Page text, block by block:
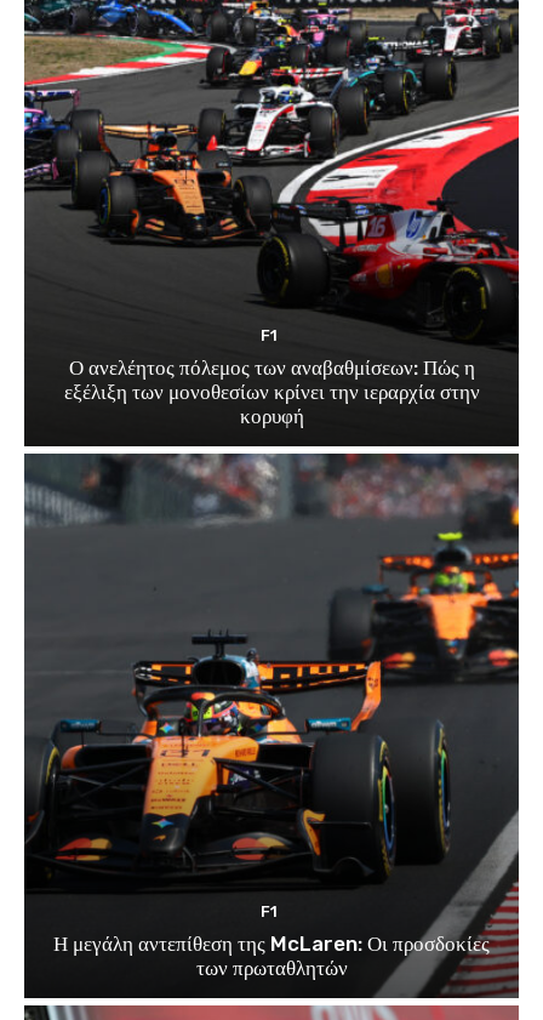
F1
Ο ανελέητος πόλεμος των αναβαθμίσεων: Πώς η
εξέλιξη των μονοθεσίων κρίνει την ιεραρχία στην
κορυφή
F1
Η μεγάλη αντεπίθεση της McLaren: Οι προσδοκίες
των πρωταθλητών